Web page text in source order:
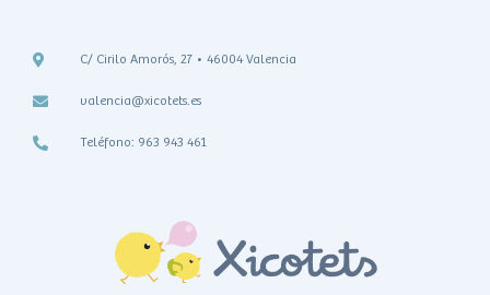
C/ Cirilo Amorós, 27 • 46004 Valencia
valencia@xicotets.es
Teléfono: 963 943 461